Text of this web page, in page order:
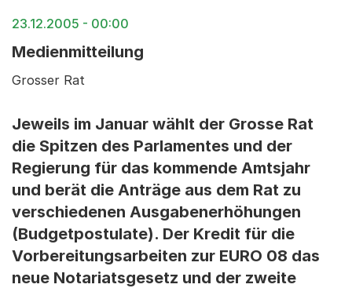
23.12.2005 - 00:00
Medienmitteilung
Grosser Rat
Jeweils im Januar wählt der Grosse Rat
die Spitzen des Parlamentes und der
Regierung für das kommende Amtsjahr
und berät die Anträge aus dem Rat zu
verschiedenen Ausgabenerhöhungen
(Budgetpostulate). Der Kredit für die
Vorbereitungsarbeiten zur EURO 08 das
neue Notariatsgesetz und der zweite